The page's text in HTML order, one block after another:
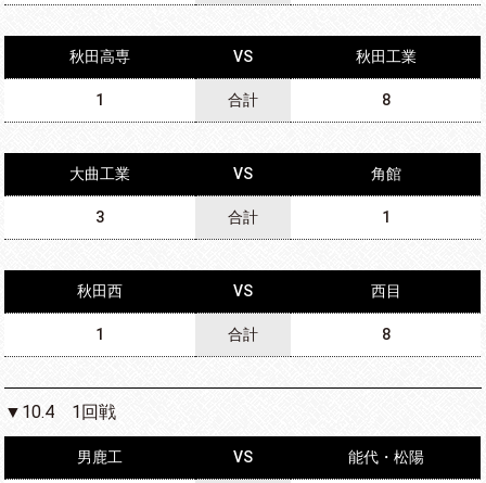
秋田高専 VS 秋田工業
1 合計 8
大曲工業 VS 角館
3 合計 1
秋田西 VS 西目
1 合計 8
▼10.4 1回戦
男鹿工 VS 能代・松陽